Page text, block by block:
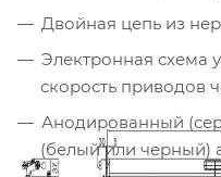
Двойная цепь из
Электронная схема
скорость приводов
Анодированный
(белый или черный)